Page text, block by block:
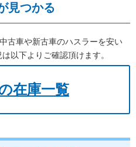
見つかる
古車や新古車のハスラーを安い
以下よりご確認頂けます。
在庫一覧